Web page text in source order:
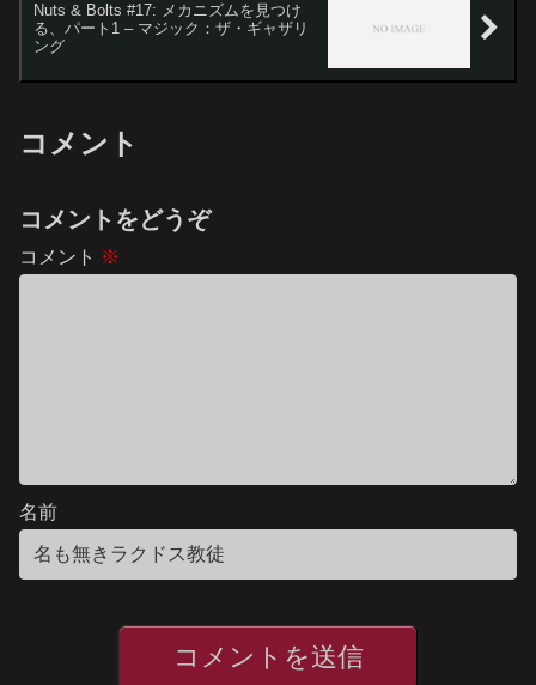
Nuts & Bolts #17: メカニズムを見つけ
る、パート1 – マジック：ザ・ギャザリ
ング
コメント
コメントをどうぞ
コメント ※
名前